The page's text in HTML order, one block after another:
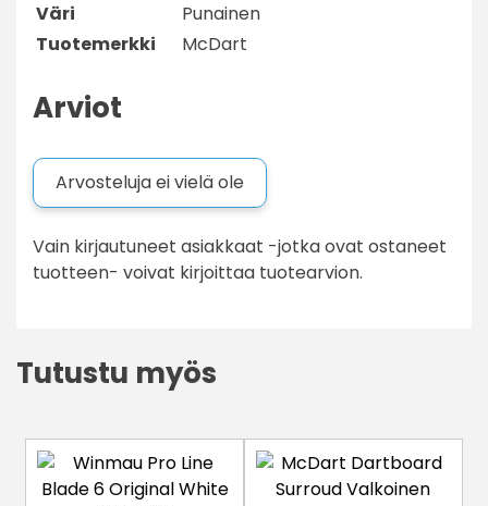
Väri
Punainen
Tuotemerkki
McDart
Arviot
Arvosteluja ei vielä ole
Vain kirjautuneet asiakkaat -jotka ovat ostaneet
tuotteen- voivat kirjoittaa tuotearvion.
Tutustu myös